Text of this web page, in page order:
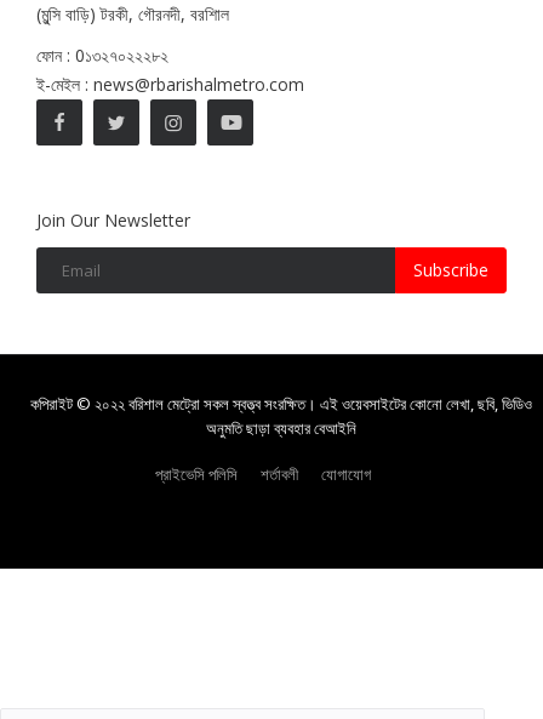
(মুন্সি বাড়ি) টরকী, গৌরনদী, বরশিাল
ফোন : 0১৩২৭০২২২৮২
ই-মেইল : news@rbarishalmetro.com
Join Our Newsletter
Subscribe
কপিরাইট © ২০২২ বরিশাল মেট্রো সকল স্বত্ত্ব সংরক্ষিত। এই ওয়েবসাইটের কোনো লেখা, ছবি, ভিডিও
অনুমতি ছাড়া ব্যবহার বেআইনি
প্রাইভেসি পলিসি শর্তাবলী যোগাযোগ